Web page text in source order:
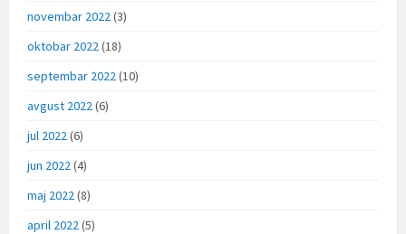
novembar 2022 (3)
oktobar 2022 (18)
septembar 2022 (10)
avgust 2022 (6)
jul 2022 (6)
jun 2022 (4)
maj 2022 (8)
april 2022 (5)